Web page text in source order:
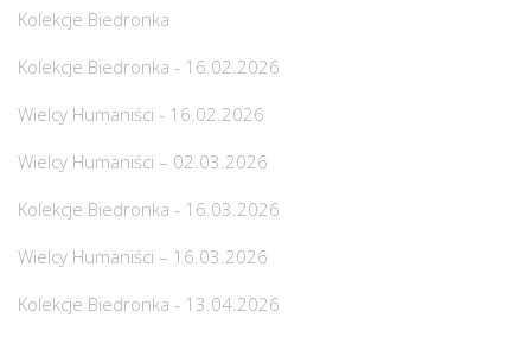
Kolekcje Biedronka
Kolekcje Biedronka - 16.02.2026
Wielcy Humaniści - 16.02.2026
Wielcy Humaniści – 02.03.2026
Kolekcje Biedronka - 16.03.2026
Wielcy Humaniści – 16.03.2026
Kolekcje Biedronka - 13.04.2026